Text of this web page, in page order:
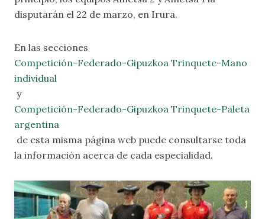
disputarán el 22 de marzo, en Irura.
En las secciones
Competición-Federado-Gipuzkoa Trinquete-Mano
individual
y
Competición-Federado-Gipuzkoa Trinquete-Paleta
argentina
de esta misma página web puede consultarse toda
la información acerca de cada especialidad.